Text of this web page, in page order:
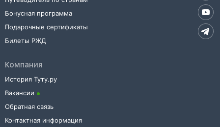
Бонусная программа
Подарочные сертификаты
Билеты РЖД
Компания
История Туту.ру
Вакансии
Обратная связь
Контактная информация